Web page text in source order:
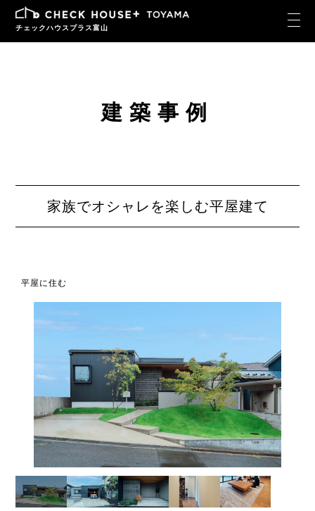
チェックハウスプラス富山
建築事例
家族でオシャレを楽しむ平屋建て
平屋に住む